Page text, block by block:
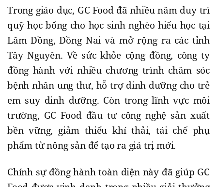
Trong giáo dục, GC Food đã nhiều năm duy trì
quỹ học bổng cho học sinh nghèo hiếu học tại
Lâm Đồng, Đồng Nai và mở rộng ra các tỉnh
Tây Nguyên. Về sức khỏe cộng đồng, công ty
đồng hành với nhiều chương trình chăm sóc
bệnh nhân ung thư, hỗ trợ dinh dưỡng cho trẻ
em suy dinh dưỡng. Còn trong lĩnh vực môi
trường, GC Food đầu tư công nghệ sản xuất
bền vững, giảm thiểu khí thải, tái chế phụ
phẩm từ nông sản để tạo ra giá trị mới.
Chính sự đồng hành toàn diện này đã giúp GC